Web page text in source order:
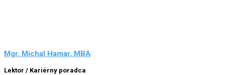
Mgr. Michal Hamar, MBA
Lektor / Kariérny poradca